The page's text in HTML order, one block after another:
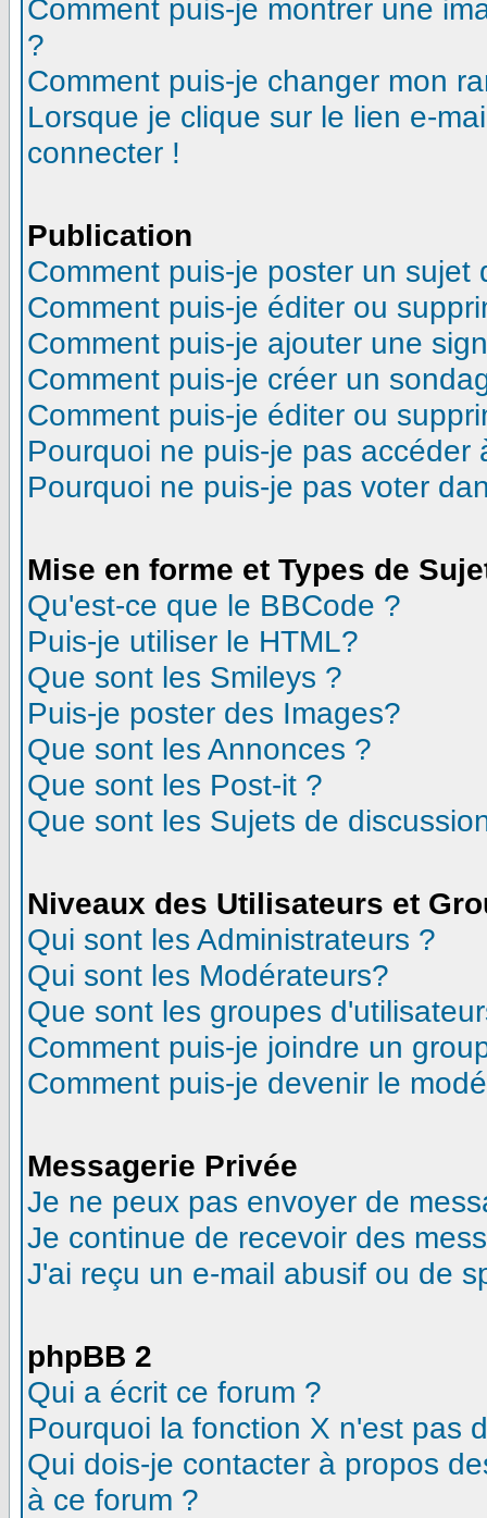
Comment puis-je montrer une
?
Comment puis-je changer mon
Lorsque je clique sur le lien e-
connecter !
Publication
Comment puis-je poster un sujet
Comment puis-je éditer ou
Comment puis-je ajouter une
Comment puis-je créer un
Comment puis-je éditer ou
Pourquoi ne puis-je pas accéder
Pourquoi ne puis-je pas voter
Mise en forme et Types de
Qu'est-ce que le BBCode ?
Puis-je utiliser le HTML?
Que sont les Smileys ?
Puis-je poster des Images?
Que sont les Annonces ?
Que sont les Post-it ?
Que sont les Sujets de
Niveaux des Utilisateurs et
Qui sont les Administrateurs ?
Qui sont les Modérateurs?
Que sont les groupes
Comment puis-je joindre un
Comment puis-je devenir le
Messagerie Privée
Je ne peux pas envoyer de
Je continue de recevoir des
J'ai reçu un e-mail abusif ou de
phpBB 2
Qui a écrit ce forum ?
Pourquoi la fonction X n'est pas
Qui dois-je contacter à propos
à ce forum ?